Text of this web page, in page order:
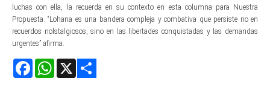
luchas con ella, la recuerda en su contexto en esta columna para Nuestra
Propuesta. “Lohana es una bandera compleja y combativa que persiste no en
recuerdos nolstalgiosos, sino en las libertades conquistadas y las demandas
urgentes” afirma.
FacebookWhatsApp